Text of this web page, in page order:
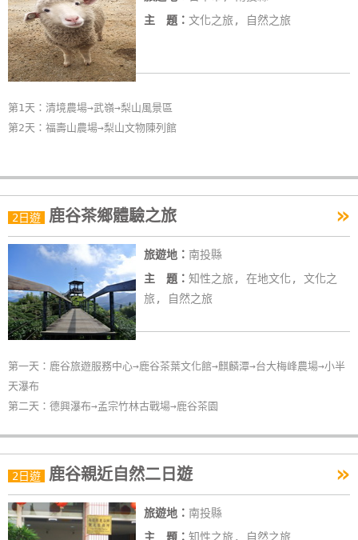
合
作
提
案
合
作
合
作
旅
伴
計
商
品
宣
傳
主 題： 文化之旅, 自然之旅
第1天：清境農場→武嶺→梨山風景區
第2天：福壽山農場→梨山文物陳列館
2日遊 鹿谷茶鄉體驗之旅 »
旅遊地： 南投縣
主 題： 知性之旅, 在地文化, 文化之
旅, 自然之旅
第一天：鹿谷旅遊服務中心→鹿谷茶葉文化館→麒麟潭→台大梅峰農場→小半
天瀑布
第二天：德興瀑布→孟宗竹林古戰場→鹿谷茶園
2日遊 鹿谷親近自然二日遊 »
旅遊地： 南投縣
主 題： 知性之旅, 自然之旅